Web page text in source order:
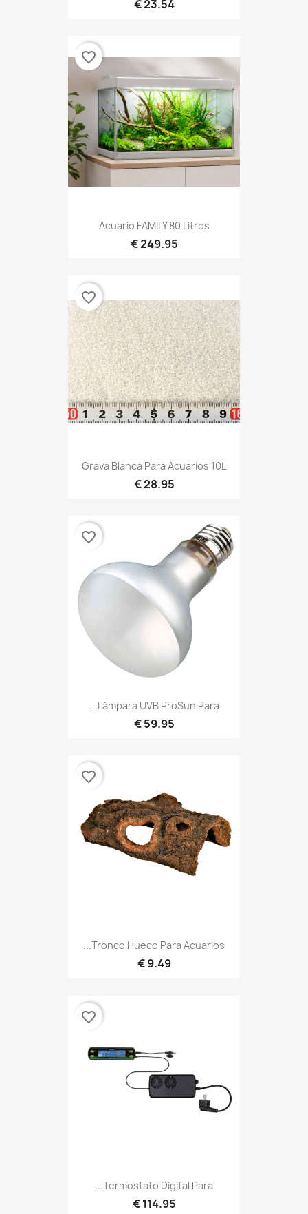
23.54 €
Acuario FAMILY 80 Litros
249.95 €
favorite_border
Grava Blanca Para Acuarios 10L
28.95 €
favorite_border
Lámpara UVB ProSun Para...
59.95 €
favorite_border
Tronco Hueco Para Acuarios...
9.49 €
favorite_border
Termostato Digital Para...
114.95 €
favorite_border